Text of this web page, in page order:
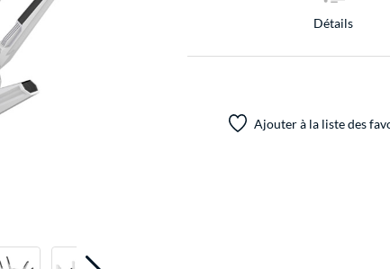
Détails
Ajouter à la liste des